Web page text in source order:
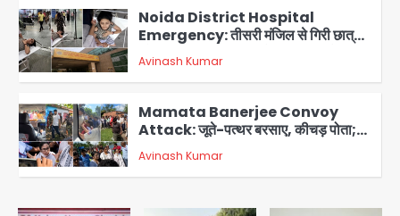
4
Noida District Hospital
Emergency: तीसरी मंजिल से गिरी छात्रा
को नहीं मिला इलाज, प्राइवेट अस्पताल में भर्ती
Avinash Kumar
5
Mamata Banerjee Convoy
Attack: जूते-पत्थर बरसाए, कीचड़ पोता;
बोलीं- ‘माथा फट जाता’
Avinash Kumar
JPSC-JSSC exam scam: अनशन